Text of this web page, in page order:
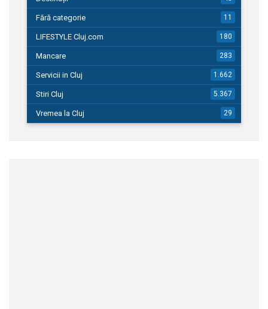
Fără categorie 11
LIFESTYLE Cluj.com 180
Mancare 283
Servicii in Cluj 1.662
Stiri Cluj 5.367
Vremea la Cluj 29